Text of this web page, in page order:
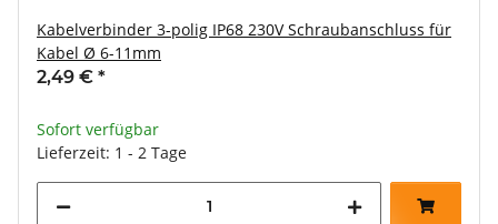
Kabelverbinder 3-polig IP68 230V Schraubanschluss für
Kabel Ø 6-11mm
2,49 € *
Sofort verfügbar
Lieferzeit: 1 - 2 Tage